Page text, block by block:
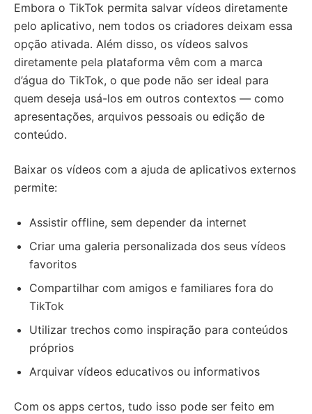
Embora o TikTok permita salvar vídeos diretamente
pelo aplicativo, nem todos os criadores deixam essa
opção ativada. Além disso, os vídeos salvos
diretamente pela plataforma vêm com a marca
d’água do TikTok, o que pode não ser ideal para
quem deseja usá-los em outros contextos — como
apresentações, arquivos pessoais ou edição de
conteúdo.
Baixar os vídeos com a ajuda de aplicativos externos
permite:
Assistir offline, sem depender da internet
Criar uma galeria personalizada dos seus vídeos
favoritos
Compartilhar com amigos e familiares fora do
TikTok
Utilizar trechos como inspiração para conteúdos
próprios
Arquivar vídeos educativos ou informativos
Com os apps certos, tudo isso pode ser feito em